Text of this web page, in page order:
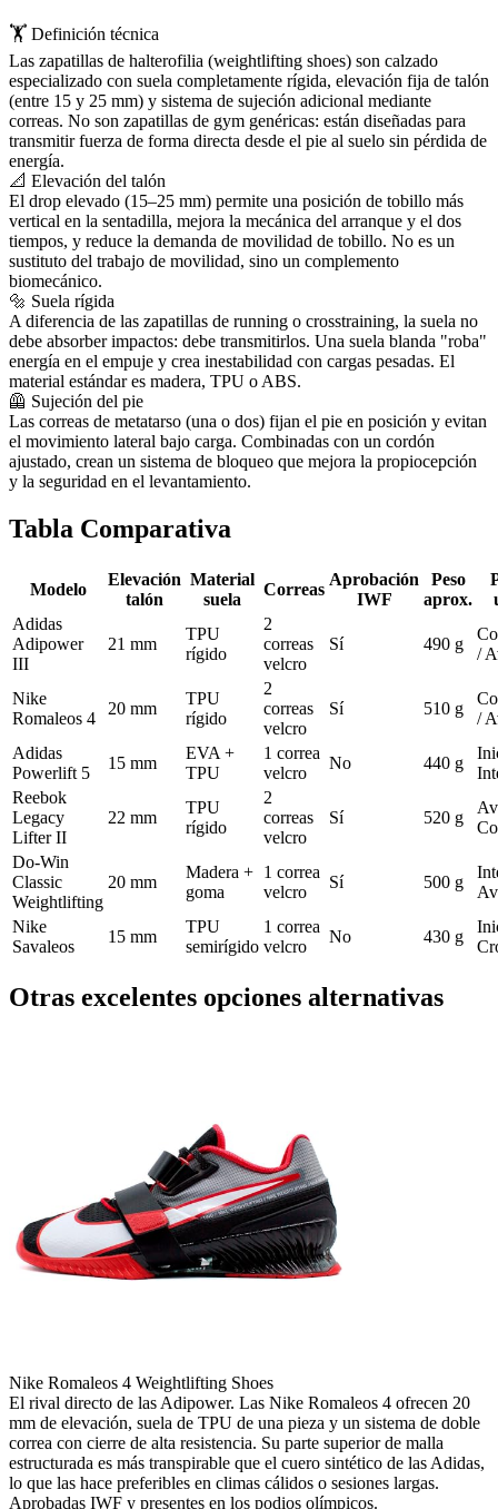
🏋️ Definición técnica
Las zapatillas de halterofilia (weightlifting shoes) son calzado
especializado con suela completamente rígida, elevación fija de talón
(entre 15 y 25 mm) y sistema de sujeción adicional mediante
correas. No son zapatillas de gym genéricas: están diseñadas para
transmitir fuerza de forma directa desde el pie al suelo sin pérdida de
energía.
📐 Elevación del talón
El drop elevado (15–25 mm) permite una posición de tobillo más
vertical en la sentadilla, mejora la mecánica del arranque y el dos
tiempos, y reduce la demanda de movilidad de tobillo. No es un
sustituto del trabajo de movilidad, sino un complemento
biomecánico.
🔩 Suela rígida
A diferencia de las zapatillas de running o crosstraining, la suela no
debe absorber impactos: debe transmitirlos. Una suela blanda "roba"
energía en el empuje y crea inestabilidad con cargas pesadas. El
material estándar es madera, TPU o ABS.
🦺 Sujeción del pie
Las correas de metatarso (una o dos) fijan el pie en posición y evitan
el movimiento lateral bajo carga. Combinadas con un cordón
ajustado, crean un sistema de bloqueo que mejora la propiocepción
y la seguridad en el levantamiento.
Tabla Comparativa
Modelo
Elevación
talón
Material
suela
Correas
Aprobación
IWF
Peso
aprox.
Adidas
Adipower
III
21 mm
TPU
rígido
2
correas
velcro
Sí 490 g
/
Nike
Romaleos 4
20 mm
TPU
rígido
2
correas
velcro
Sí 510 g
/
Adidas
Powerlift 5
15 mm
EVA +
TPU
1 correa
velcro
No 440 g
Reebok
Legacy
Lifter II
22 mm
TPU
rígido
2
correas
velcro
Sí 520 g
Do-Win
Classic
Weightlifting
20 mm
Madera +
goma
1 correa
velcro
Sí 500 g
Nike
Savaleos
15 mm
TPU
semirígido
1 correa
velcro
No 430 g
Otras excelentes opciones alternativas
Nike Romaleos 4 Weightlifting Shoes
El rival directo de las Adipower. Las Nike Romaleos 4 ofrecen 20
mm de elevación, suela de TPU de una pieza y un sistema de doble
correa con cierre de alta resistencia. Su parte superior de malla
estructurada es más transpirable que el cuero sintético de las Adidas,
lo que las hace preferibles en climas cálidos o sesiones largas.
Aprobadas IWF y presentes en los podios olímpicos.